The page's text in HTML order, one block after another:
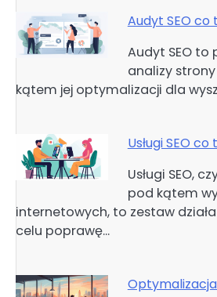
Audyt SEO co
Audyt SEO to
analizy
kątem jej optymalizacji dla
Usługi SEO
Usługi SEO,
pod kątem
internetowych, to zestaw
celu poprawę…